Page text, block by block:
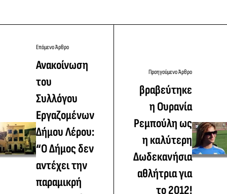
Επόμενο Άρθρο
Ανακοίνωση
του
Συλλόγου
Εργαζομένων
Δήμου Λέρου:
“Ο Δήμος δεν
αντέχει την
παραμικρή
Προηγούμενο Άρθρο
βραβεύτηκε
η Ουρανία
Ρεμπούλη ως
η καλύτερη
Δωδεκανήσια
αθλήτρια για
το 2012!